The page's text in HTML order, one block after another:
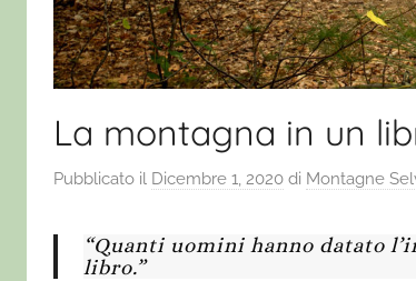
La montagna in un
Pubblicato il Dicembre 1, 2020 di Montagne
“Quanti uomini hanno datato
libro.”